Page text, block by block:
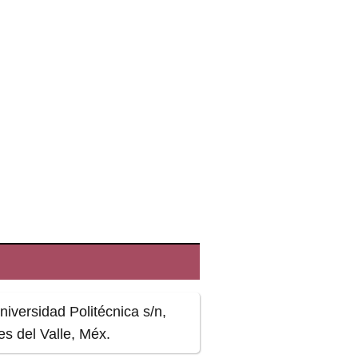
Politécnica s/n,
del Valle, Méx.